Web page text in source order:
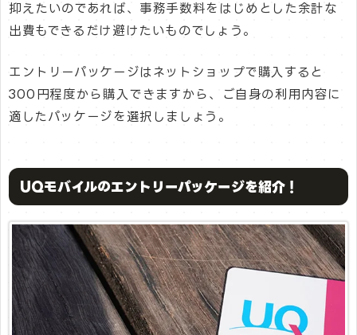
抑えたいのであれば、事務手数料をはじめとした余計な
出費もできるだけ避けたいものでしょう。
エントリーパッケージはネットショップで購入すると
300円程度から購入できますから、ご自身の利用内容に
適したパッケージを選択しましょう。
UQモバイルのエントリーパッケージを紹介！